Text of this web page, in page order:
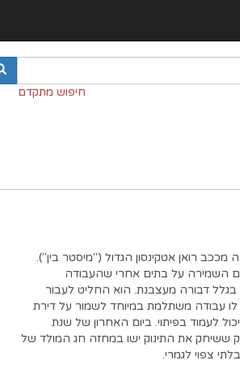
חיפוש מתקדם
נגד הדבורה" מ-2022, גם פה מככב רואן אטקינסון הגדול ("מיסטר בין").
השמירה על בתים אחרי שהעבודה
בגלל דבורה מעצבנת. הוא החליט לעבור
עבודה משתלמת במיוחד לשמור על דירת
לעמוד בפיתוי. ביום האחרון של שנת
ששיחק את התינוק ישו במחזה חג המולד של
צפוי לגמרי.